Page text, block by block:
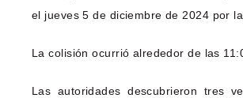
el jueves 5 de diciembre de 2024 por la
La colisión ocurrió alrededor de las
Las autoridades descubrieron tres